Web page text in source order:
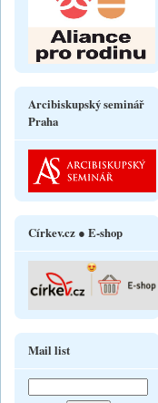
Arcibiskupský seminář
Praha
Církev.cz ● E-shop
Mail list